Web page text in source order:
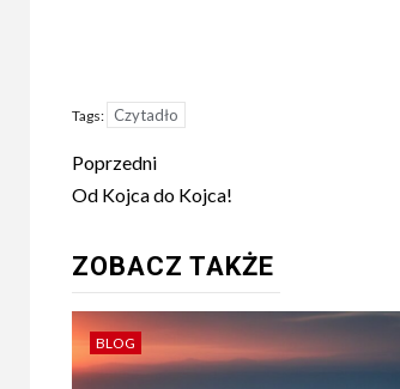
Tags: Czytadło
Post
navigation
Poprzedni
Od Kojca do Kojca!
ZOBACZ TAKŻE
BLOG